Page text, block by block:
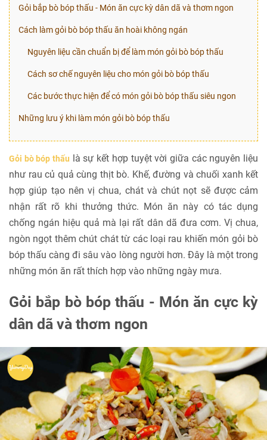
Gỏi bắp bò bóp thấu - Món ăn cực kỳ dân dã và thơm ngon
Cách làm gỏi bò bóp thấu ăn hoài không ngán
Nguyên liệu cần chuẩn bị để làm món gỏi bò bóp thấu
Cách sơ chế nguyên liệu cho món gỏi bò bóp thấu
Các bước thực hiện để có món gỏi bò bóp thấu siêu ngon
Những lưu ý khi làm món gỏi bò bóp thấu
Gỏi bò bóp thấu là sự kết hợp tuyệt vời giữa các nguyên liệu
như rau củ quả cùng thịt bò. Khế, đường và chuối xanh kết
hợp giúp tạo nên vị chua, chát và chút nọt sẽ được cảm
nhận rất rõ khi thưởng thức. Món ăn này có tác dụng
chống ngán hiệu quả mà lại rất dân dã đưa cơm. Vị chua,
ngòn ngọt thêm chút chát từ các loại rau khiến món gỏi bò
bóp thấu càng đi sâu vào lòng người hơn. Đây là một trong
những món ăn rất thích hợp vào những ngày mưa.
Gỏi bắp bò bóp thấu - Món ăn cực kỳ
dân dã và thơm ngon